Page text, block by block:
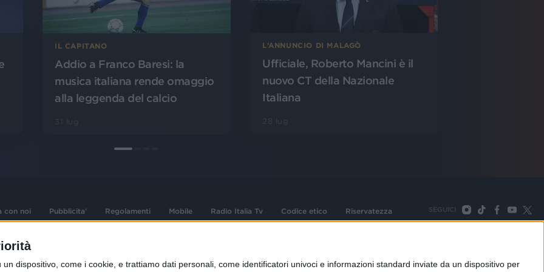
dispositivo, come i cookie, e trattiamo dati personali, come identificatori univoci e informazioni standard inviate da un dispositivo per
IL CAPITANO
Addio a Franco Baresi: la
musica italiana rende omaggio
alla leggenda del calcio
L’ANNUNCIO DI MALAGÒ
Ufficiale, Roberto Mancini è il
nuovo CT della Nazionale
Italiana
con noi Pubblicita' Regolamenti Mobile Radio Italia Tv Codice etico Riservatezza SEGUICI
d'autore e dei diritti
02 25444220